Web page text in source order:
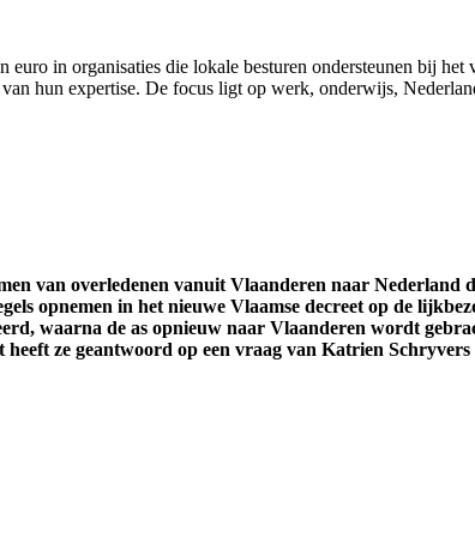
in organisaties die lokale besturen ondersteunen bij
hun expertise. De focus ligt op werk, onderwijs,
van overledenen vanuit Vlaanderen naar Nederland
opnemen in het nieuwe Vlaamse decreet op de
waarna de as opnieuw naar Vlaanderen wordt
ze geantwoord op een vraag van Katrien Schryvers